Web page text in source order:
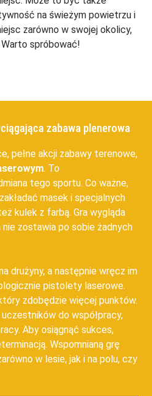
na świeżym powietrzu i
zarówno w swojej okolicy,
spróbować!
zabawa plenerowa
pełne akcji zabawy terenowe,
. To
tego sportu. Co ważne,
masek i specjalnych
kulek z farbą. Gra wygląda
zostawia po sobie żadnych
drużyny, a następnie wręcz im
pistolety laserowe.
zdobędzie więcej punktów.
do współpracy,
Aby osiągnąć sukces,
Wspomnianą grę
w lesie, jak i na polu, czy